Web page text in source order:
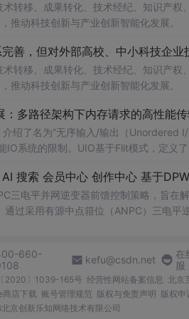
转移、成果转化、技术经纪、知识产权
推动科技创新与产业创新智能化发展。
善，但对外部高校、中小科技企
转移、成果转化、技术经纪、知识产权
推动科技创新与产业创新智能化发展。
多路径架构下内存请求的高性能
绍了名为“无序输入/输出（Unordered
系统的限制。UIO基于Flit模式，定义
三电平并网逆变器前馈控制策略，旨在
过采用有源中点箝位（ANPC）三电平
精度与系统动态稳定性，确保在复杂电
是从事新能源发电、储能系统、柔性输电
率、高电能质量要求的应用场景；②探
究和技术开发提供理论依据和实践指导。 阅读
660-
kefu@csdn.net
在
服
2020〕1039-165号 经营性网站备案信息 北京
店下载 账号管理规范 版权与免责声明 版权申
京创新乐知网络技术有限公司